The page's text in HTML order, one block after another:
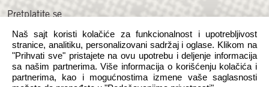
Pretplatite se
Naš sajt koristi kolačiće za funkcionalnost i upotrebljivost
stranice, analitiku, personalizovani sadržaj i oglase. Klikom na
"Prihvati sve" pristajete na ovu upotrebu i deljenje informacija
sa našim partnerima. Više informacija o korišćenju kolačića i
partnerima, kao i mogućnostima izmene vaše saglasnosti